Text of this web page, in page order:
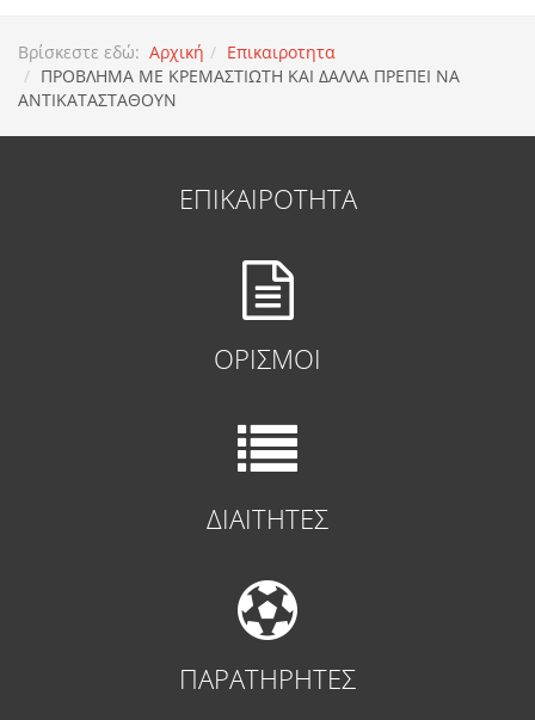
Βρίσκεστε εδώ: Αρχική
Επικαιροτητα
ΠΡΟΒΛΗΜΑ ΜΕ ΚΡΕΜΑΣΤΙΩΤΗ ΚΑΙ ΔΑΛΛΑ ΠΡΕΠΕΙ ΝΑ
ΑΝΤΙΚΑΤΑΣΤΑΘΟΥΝ
ΕΠΙΚΑΙΡΟΤΗΤΑ
ΟΡΙΣΜΟΙ
ΔΙΑΙΤΗΤΕΣ
ΠΑΡΑΤΗΡΗΤΕΣ